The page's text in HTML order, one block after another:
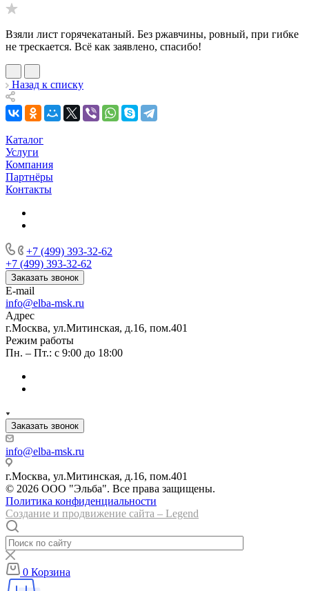
Взяли лист горячекатаный. Без ржавчины, ровный, при гибке
не трескается. Всё как заявлено, спасибо!
Назад к списку
Каталог
Услуги
Компания
Партнёры
Контакты
+7 (499) 393-32-62
+7 (499) 393-32-62
Заказать звонок
E-mail
info@elba-msk.ru
Адрес
г.Москва, ул.Митинская, д.16, пом.401
Режим работы
Пн. – Пт.: с 9:00 до 18:00
Заказать звонок
info@elba-msk.ru
г.Москва, ул.Митинская, д.16, пом.401
© 2026 ООО "Эльба". Все права защищены.
Политика конфиденциальности
Создание и продвижение сайта – Legend
0 Корзина